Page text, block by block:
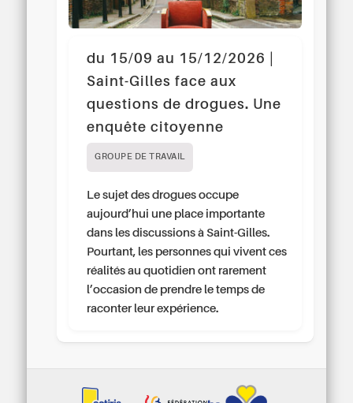
du 15/09 au 15/12/2026 |
Saint-Gilles face aux
questions de drogues. Une
enquête citoyenne
GROUPE DE TRAVAIL
Le sujet des drogues occupe
aujourd’hui une place importante
dans les discussions à Saint-Gilles.
Pourtant, les personnes qui vivent ces
réalités au quotidien ont rarement
l’occasion de prendre le temps de
raconter leur expérience.